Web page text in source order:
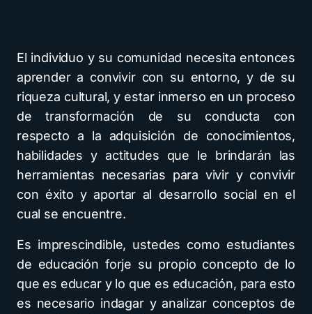
El individuo y su comunidad necesita entonces
aprender a convivir con su entorno, y de su
riqueza cultural, y estar inmerso en un proceso
de transformación de su conducta con
respecto a la adquisición de conocimientos,
habilidades y actitudes que le brindarán las
herramientas necesarias para vivir y convivir
con éxito y aportar al desarrollo social en el
cual se encuentre.
Es imprescindible, ustedes como estudiantes
de educación forje su propio concepto de lo
que es educar y lo que es educación, para esto
es necesario indagar y analizar conceptos de